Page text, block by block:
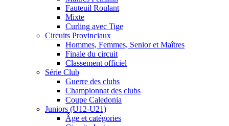
Fauteuil Roulant
Mixte
Curling avec Tige
Circuits Provinciaux
Hommes, Femmes, Senior et Maîtres
Finale du circuit
Classement officiel
Série Club
Guerre des clubs
Championnat des clubs
Coupe Caledonia
Juniors (U12-U21)
Âge et catégories